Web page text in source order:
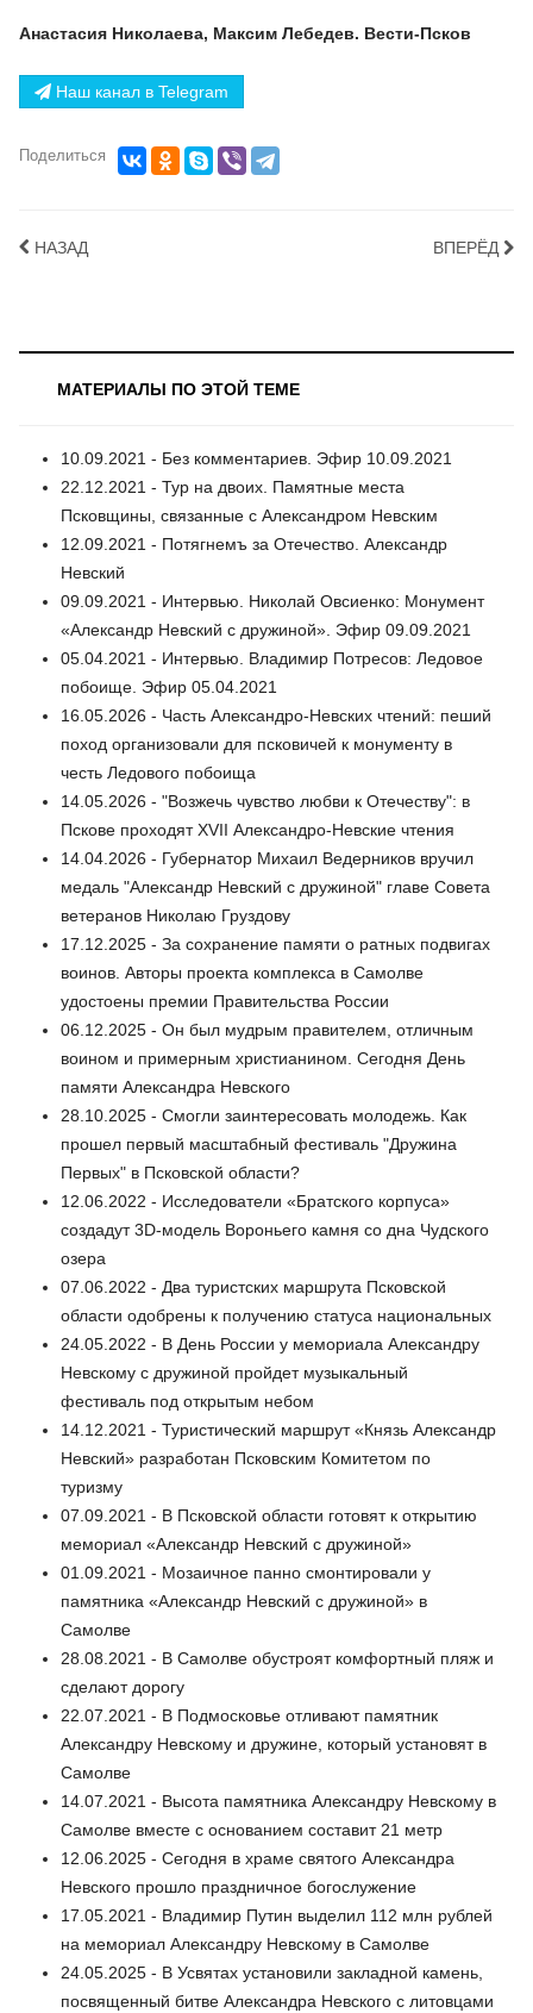
Анастасия Николаева, Максим Лебедев. Вести-Псков
Наш канал в Telegram
Поделиться
НАЗАД ВПЕРЁД
МАТЕРИАЛЫ ПО ЭТОЙ ТЕМЕ
10.09.2021 - Без комментариев. Эфир 10.09.2021
22.12.2021 - Тур на двоих. Памятные места
Псковщины, связанные с Александром Невским
12.09.2021 - Потягнемъ за Отечество. Александр
Невский
09.09.2021 - Интервью. Николай Овсиенко: Монумент
«Александр Невский с дружиной». Эфир 09.09.2021
05.04.2021 - Интервью. Владимир Потресов: Ледовое
побоище. Эфир 05.04.2021
16.05.2026 - Часть Александро-Невских чтений: пеший
поход организовали для псковичей к монументу в
честь Ледового побоища
14.05.2026 - "Возжечь чувство любви к Отечеству": в
Пскове проходят XVII Александро-Невские чтения
14.04.2026 - Губернатор Михаил Ведерников вручил
медаль "Александр Невский с дружиной" главе Совета
ветеранов Николаю Груздову
17.12.2025 - За сохранение памяти о ратных подвигах
воинов. Авторы проекта комплекса в Самолве
удостоены премии Правительства России
06.12.2025 - Он был мудрым правителем, отличным
воином и примерным христианином. Сегодня День
памяти Александра Невского
28.10.2025 - Смогли заинтересовать молодежь. Как
прошел первый масштабный фестиваль "Дружина
Первых" в Псковской области?
12.06.2022 - Исследователи «Братского корпуса»
создадут 3D-модель Вороньего камня со дна Чудского
озера
07.06.2022 - Два туристских маршрута Псковской
области одобрены к получению статуса национальных
24.05.2022 - В День России у мемориала Александру
Невскому с дружиной пройдет музыкальный
фестиваль под открытым небом
14.12.2021 - Туристический маршрут «Князь Александр
Невский» разработан Псковским Комитетом по
туризму
07.09.2021 - В Псковской области готовят к открытию
мемориал «Александр Невский с дружиной»
01.09.2021 - Мозаичное панно смонтировали у
памятника «Александр Невский с дружиной» в
Самолве
28.08.2021 - В Самолве обустроят комфортный пляж и
сделают дорогу
22.07.2021 - В Подмосковье отливают памятник
Александру Невскому и дружине, который установят в
Самолве
14.07.2021 - Высота памятника Александру Невскому в
Самолве вместе с основанием составит 21 метр
12.06.2025 - Сегодня в храме святого Александра
Невского прошло праздничное богослужение
17.05.2021 - Владимир Путин выделил 112 млн рублей
на мемориал Александру Невскому в Самолве
24.05.2025 - В Усвятах установили закладной камень,
посвященный битве Александра Невского с литовцами